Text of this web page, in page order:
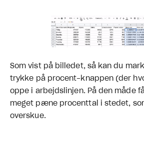
Som vist på billedet, så kan du
trykke på procent-knappen (der
oppe i arbejdslinjen. På den måde
meget pæne procenttal i stedet,
overskue.